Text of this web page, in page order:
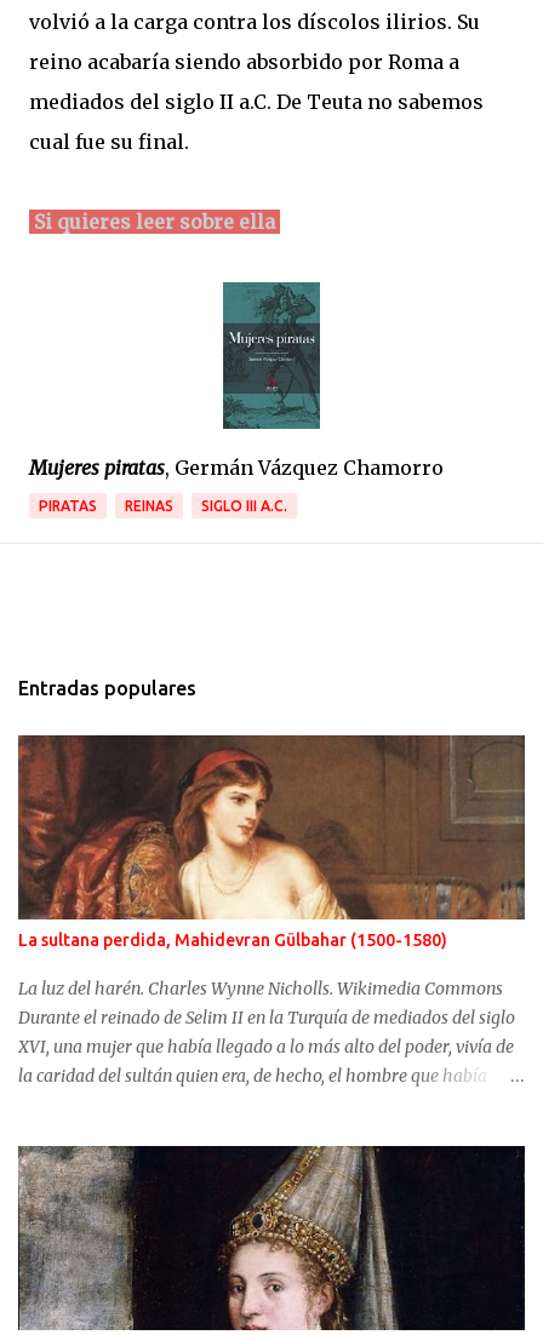
volvió a la carga contra los díscolos ilirios. Su
reino acabaría siendo absorbido por Roma a
mediados del siglo II a.C. De Teuta no sabemos
cual fue su final.
Si quieres leer sobre ella
Mujeres piratas, Germán Vázquez Chamorro
PIRATAS REINAS SIGLO III A.C.
Entradas populares
La sultana perdida, Mahidevran Gülbahar (1500-1580)
La luz del harén. Charles Wynne Nicholls. Wikimedia Commons
Durante el reinado de Selim II en la Turquía de mediados del siglo
XVI, una mujer que había llegado a lo más alto del poder, vivía de
la caridad del sultán quien era, de hecho, el hombre que había
fue su madre, la sultana Roxelana, quien después de ganarse el
favor del poderoso Solimán, consiguió que su primera esposa y su
hijo fueran alejados del poder. Mahidevran fue una mujer con
orígenes desconocidos que consiguió ser la reina del harén de una
Turquía que puso en jaque a Europa y terminó sus días desterrada
y olvidada. Mahidevran Sultan nació alrededor del año 1500 pero